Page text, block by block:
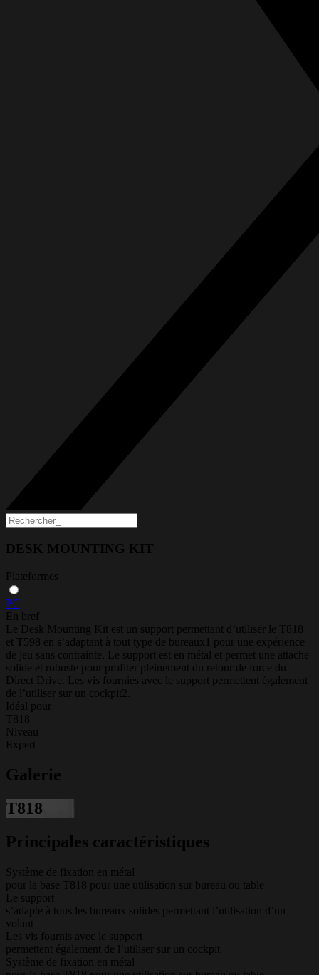
DESK MOUNTING KIT
Plateformes
PC
En bref
Le Desk Mounting Kit est un support permettant d’utiliser le T818
et T598 en s’adaptant à tout type de bureaux1 pour une expérience
de jeu sans contrainte. Le support est en métal et permet une attache
solide et robuste pour profiter pleinement du retour de force du
Direct Drive. Les vis fournies avec le support permettent également
de l’utiliser sur un cockpit2.
Idéal pour
T818
Niveau
Expert
Galerie
T818
Principales caractéristiques
Système de fixation en métal
pour la base T818 pour une utilisation sur bureau ou table
Le support
s’adapte à tous les bureaux solides permettant l’utilisation d’un
volant
Les vis fournis avec le support
permettent également de l’utiliser sur un cockpit
Système de fixation en métal